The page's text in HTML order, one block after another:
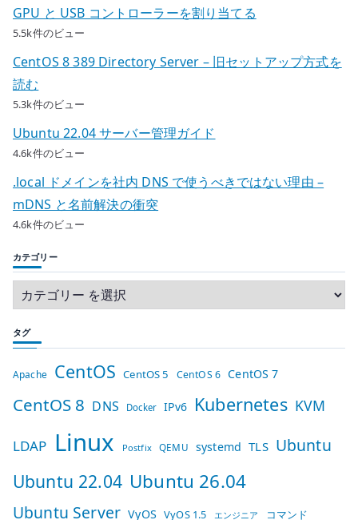
GPU と USB コントローラーを割り当てる
5.5k件のビュー
CentOS 8 389 Directory Server – 旧セットアップ方式を
読む
5.3k件のビュー
Ubuntu 22.04 サーバー管理ガイド
4.6k件のビュー
.local ドメインを社内 DNS で使うべきではない理由 –
mDNS と名前解決の衝突
4.6k件のビュー
カテゴリー
タグ
Apache CentOS CentOS 5 CentOS 6 CentOS 7
CentOS 8 DNS Docker IPv6 Kubernetes KVM
LDAP Linux Postfix QEMU systemd TLS Ubuntu
Ubuntu 22.04 Ubuntu 26.04
Ubuntu Server VyOS VyOS 1.5 エンジニア コマンド